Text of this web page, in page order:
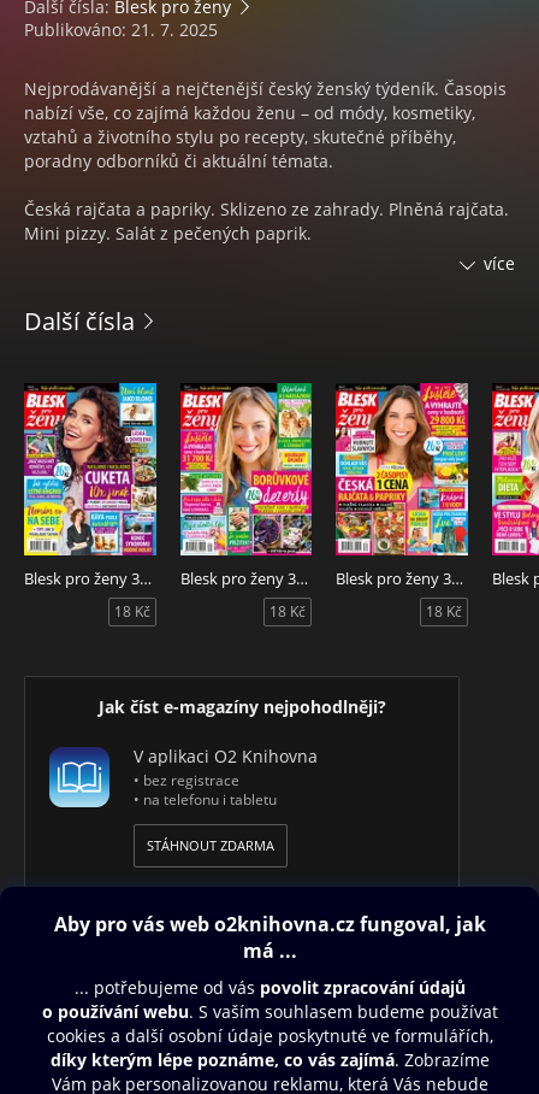
Další čísla: Blesk pro ženy
Publikováno: 21. 7. 2025
Nejprodávanější a nejčtenější český ženský týdeník. Časopis
nabízí vše, co zajímá každou ženu – od módy, kosmetiky,
vztahů a životního stylu po recepty, skutečné příběhy,
poradny odborníků či aktuální témata.
Česká rajčata a papriky. Sklizeno ze zahrady. Plněná rajčata.
Mini pizzy. Salát z pečených paprik.
Letní lásky Heleny Vondráčkové. Kraťasy, hvězdy a pistáciová
10 výhod plavání. Hubnutí i pevné nervy. Pravidla nej
babiček, aby Vás vnoučata milovala.
Práce na černo? Pozor na sliby, peníze i marodění.
Co sluší lvům. Krása podle horoskopu.
více
Další čísla
Blesk pro ženy 32/2026
18 Kč
Blesk pro ženy 31/2026
18 Kč
Blesk pro ženy 30/2026
18 Kč
Jak číst e-magazíny nejpohodlněji?
V aplikaci O2 Knihovna
• bez registrace
• na telefonu i tabletu
STÁHNOUT ZDARMA
Obsah ke stažení
Moje O2 Knihovna